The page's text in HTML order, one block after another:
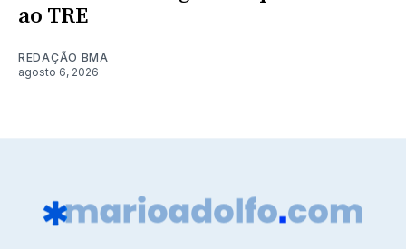
ao TRE
REDAÇÃO BMA
agosto 6, 2026